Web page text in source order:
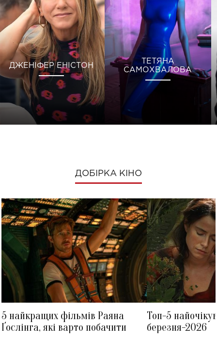
ДЖЕНІФЕР ЕНІСТОН
ТЕТЯНА
САМОХВАЛОВА
ДОБІРКА КІНО
5 найкращих фільмів Раяна
Ґослінга, які варто побачити
Топ-5
березня-2026